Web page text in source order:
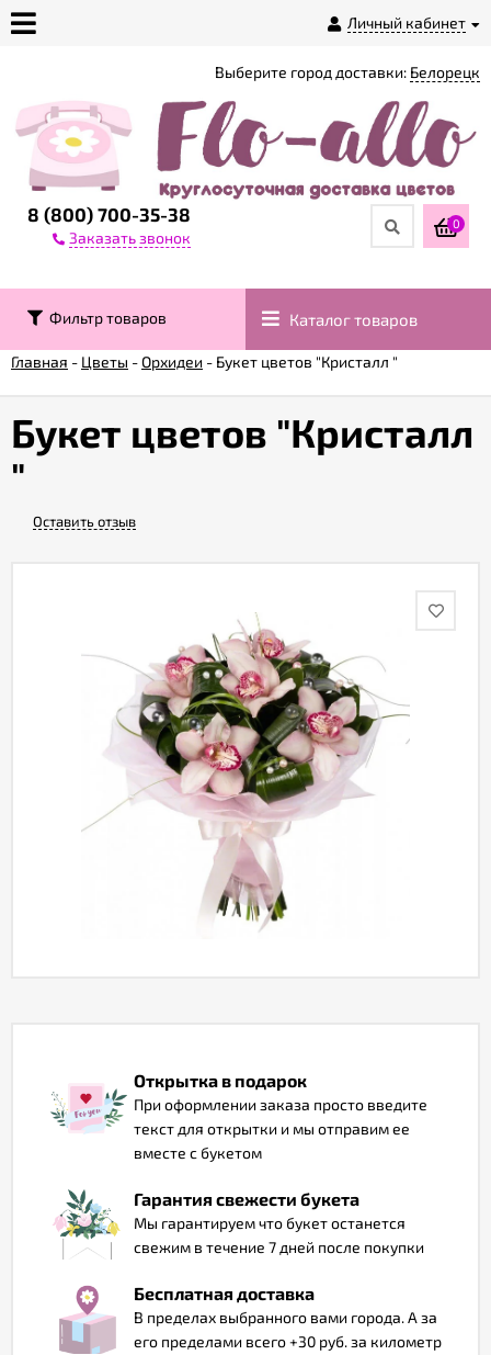
Личный кабинет
магазине
Доставка
Контакты
Гарантии
8 (800) 700-35-38
Заказать звонок
Выберите город доставки: Белорецк
0
Фильтр товаров Каталог товаров
Главная - Цветы -Орхидеи - Букет цветов "Кристалл "
Букет цветов "Кристалл
"
Оставить отзыв
Открытка в подарок
При оформлении заказа просто введите
текст для открытки и мы отправим ее
вместе с букетом
Гарантия свежести букета
Мы гарантируем что букет останется
свежим в течение 7 дней после покупки
Бесплатная доставка
В пределах выбранного вами города. А за
его пределами всего +30 руб. за километр